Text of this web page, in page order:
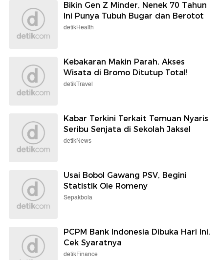
Bikin Gen Z Minder, Nenek 70 Tahun
Ini Punya Tubuh Bugar dan Berotot
detikHealth
Kebakaran Makin Parah, Akses
Wisata di Bromo Ditutup Total!
detikTravel
Kabar Terkini Terkait Temuan Nyaris
Seribu Senjata di Sekolah Jaksel
detikNews
Usai Bobol Gawang PSV, Begini
Statistik Ole Romeny
Sepakbola
PCPM Bank Indonesia Dibuka Hari Ini,
Cek Syaratnya
detikFinance